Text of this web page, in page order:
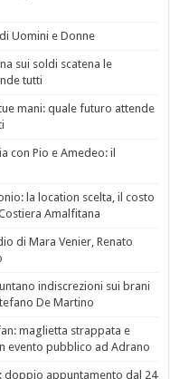
Uomini e Donne
sui soldi scatena le
tutti
mani: quale futuro attende
con Pio e Amedeo: il
la location scelta, il costo
Amalfitana
di Mara Venier, Renato
indiscrezioni sui brani
De Martino
maglietta strappata e
evento pubblico ad Adrano
doppio appuntamento dal 24